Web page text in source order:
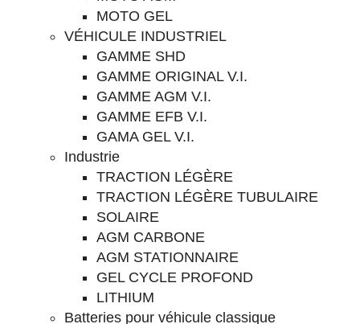
MOTO GEL
VÉHICULE INDUSTRIEL
GAMME SHD
GAMME ORIGINAL V.I.
GAMME AGM V.I.
GAMME EFB V.I.
GAMA GEL V.I.
Industrie
TRACTION LÉGÈRE
TRACTION LÉGÈRE TUBULAIRE
SOLAIRE
AGM CARBONE
AGM STATIONNAIRE
GEL CYCLE PROFOND
LITHIUM
Batteries pour véhicule classique